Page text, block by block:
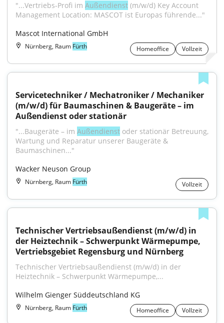
"...Vertriebs-Profi im Außendienst (m/w/d) Key Account
Management Location: MASCOT ist Europas führende..."
Mascot International GmbH
Nürnberg, Raum Fürth Homeoffice Vollzeit
Servicetechniker / Mechatroniker / Mechaniker
(m/w/d) für Baumaschinen & Baugeräte – im
Außendienst oder stationär
"...Baugeräte – im Außendienst oder stationär Betreuung,
Wartung und Reparatur unserer Baugeräte &
Baumaschinen..."
Wacker Neuson Group
Nürnberg, Raum Fürth Vollzeit
Technischer Vertriebsaußendienst (m/w/d) in
der Heiztechnik – Schwerpunkt Wärmepumpe,
Vertriebsgebiet Regensburg und Nürnberg
Technischer Vertriebsaußendienst (m/w/d) in der
Heiztechnik – Schwerpunkt Wärmepumpe,...
Wilhelm Gienger Süddeutschland KG
Nürnberg, Raum Fürth Homeoffice Vollzeit